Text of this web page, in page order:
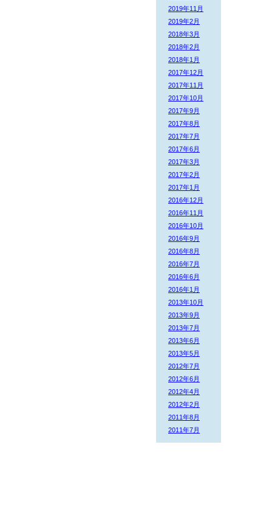
2019年11月
2019年2月
2018年3月
2018年2月
2018年1月
2017年12月
2017年11月
2017年10月
2017年9月
2017年8月
2017年7月
2017年6月
2017年3月
2017年2月
2017年1月
2016年12月
2016年11月
2016年10月
2016年9月
2016年8月
2016年7月
2016年6月
2016年1月
2013年10月
2013年9月
2013年7月
2013年6月
2013年5月
2012年7月
2012年6月
2012年4月
2012年2月
2011年8月
2011年7月